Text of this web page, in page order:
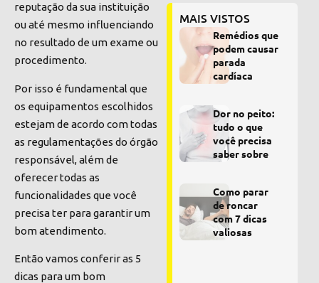
reputação da sua instituição
ou até mesmo influenciando
no resultado de um exame ou
procedimento.
Por isso é fundamental que
os equipamentos escolhidos
estejam de acordo com todas
as regulamentações do órgão
responsável, além de
oferecer todas as
funcionalidades que você
precisa ter para garantir um
bom atendimento.
Então vamos conferir as 5
dicas para um bom
MAIS VISTOS
Remédios que
podem causar
parada
cardíaca
Dor no peito:
tudo o que
você precisa
saber sobre
Como parar
de roncar
com 7 dicas
valiosas